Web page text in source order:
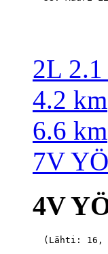
2L
4.2 km
6.6 km
7V
4V
(Lähti: 16,